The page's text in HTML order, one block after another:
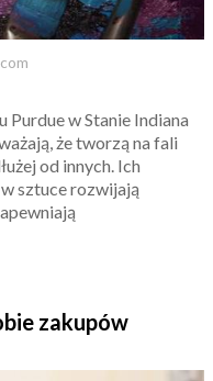
w Stanie Indiana
że tworzą na fali
od innych. Ich
sztuce rozwijają
zakupów